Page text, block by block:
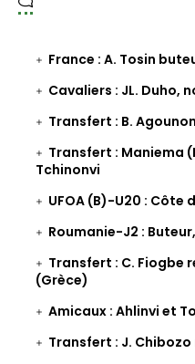
France : A. Tosin
Cavaliers : JL. Duho,
Transfert : B.
Transfert : Maniema
Tchinonvi
UFOA (B)-U20 : Côte
Roumanie-J2 :
Transfert : C. Fiogbe
(Grèce)
Amicaux : Ahlinvi et
Transfert : J.